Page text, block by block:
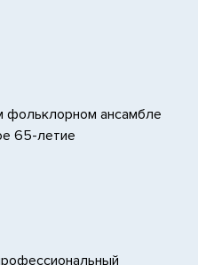
фольклорном ансамбле
65-летие